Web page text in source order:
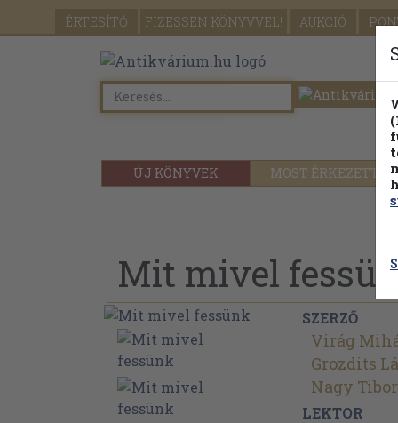
ÉRTESÍTŐ FIZESSEN KÖNYVVEL! AUKCIÓ
ÚJ KÖNYVEK MOST ÉRKEZETT
Mit mivel
SZERZŐ
Virág
Grozdits
Nagy Tibor
LEKTOR